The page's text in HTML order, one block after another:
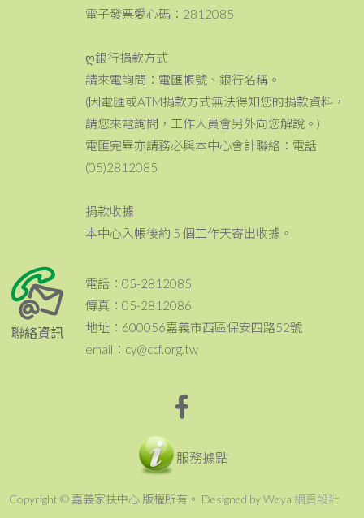
電子發票愛心碼：2812085
ღ銀行捐款方式
請來電詢問：電匯帳號、銀行名稱。
(因電匯或ATM捐款方式無法得知您的捐款資料，
請您來電詢問，工作人員會另外向您解說。)
電匯完畢亦請務必與本中心會計聯絡：電話
(05)2812085
捐款收據
本中心入帳後約 5 個工作天寄出收據。
聯絡資訊
電話：05-2812085
傳真：05-2812086
地址：600056嘉義市西區保安四路52號
email：cy@ccf.org.tw
服務據點
Copyright © 嘉義家扶中心 版權所有。 Designed by Weya 網頁設計